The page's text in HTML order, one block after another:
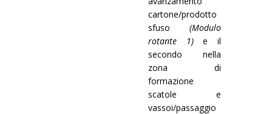
cartone/prodotto
sfuso (Modulo
rotante 1)e il
secondo nella
zona di
formazione
scatole e
vassoi/passaggio